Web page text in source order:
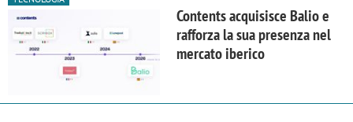
Contents acquisisce Balio e
rafforza la sua presenza nel
mercato iberico